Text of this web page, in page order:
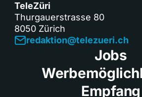
TeleZüri
Thurgauerstrasse 80
8050 Zürich
redaktion@telezueri.ch
Jobs
Empfang